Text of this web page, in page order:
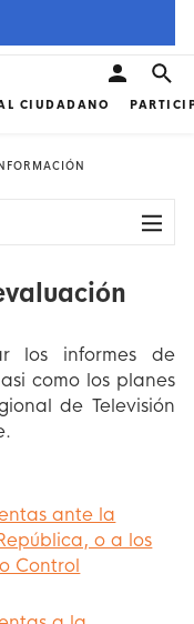
CIUDADANO
los informes de
como los planes
de Televisión
ante la
o a los
Control